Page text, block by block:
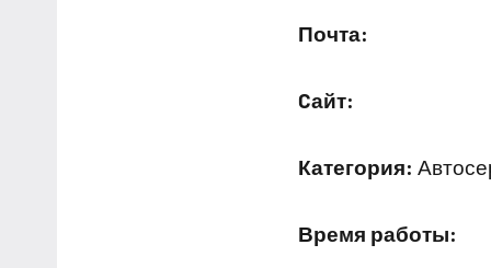
Почта:
Cайт:
Категория:
Время работы: